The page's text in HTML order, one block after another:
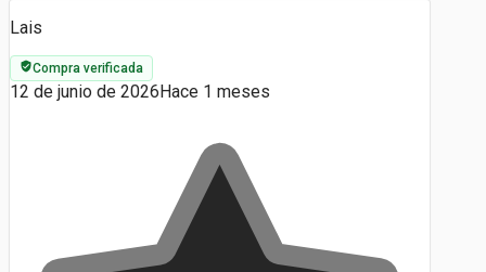
Lais
Compra verificada
12 de junio de 2026Hace 1 meses